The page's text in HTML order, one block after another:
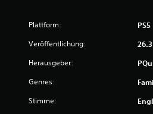
Plattform: PS5
Veröffentlichung:
Herausgeber:
Genres:
Stimme: